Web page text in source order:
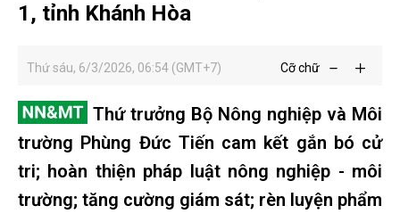
1, tỉnh Khánh Hòa
Thứ sáu, 6/3/2026, 06:54 (GMT+7) Cỡ chữ
Thứ trưởng Bộ Nông nghiệp và Môi
trường Phùng Đức Tiến cam kết gắn bó cử
tri; hoàn thiện pháp luật nông nghiệp - môi
trường; tăng cường giám sát; rèn luyện phẩm